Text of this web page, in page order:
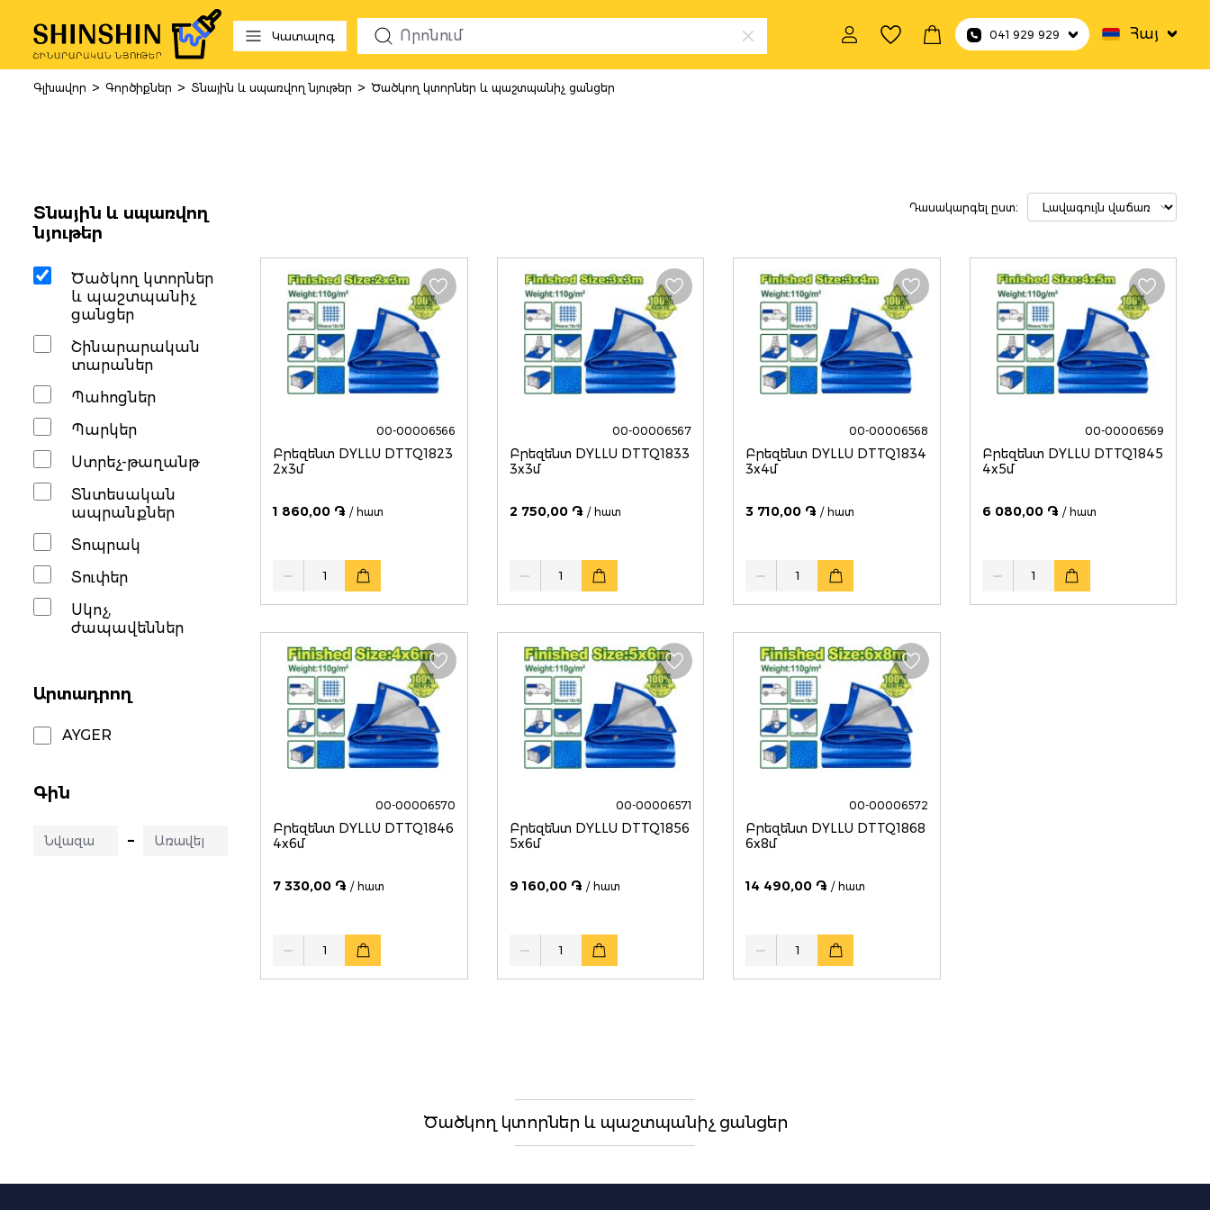
Skip to main navigation
Կատալոգ 041 929 929 Հայ
Գլխավոր > Գործիքներ > Տնային և սպառվող նյութեր > Ծածկող կտորներ և պաշտպանիչ ցանցեր
Ծածկող կտորներ և պաշտպանիչ
Տնային և սպառվող
նյութեր
Ծածկող կտորներ
և պաշտպանիչ
ցանցեր
Շինարարական
տարաներ
Պահոցներ
Պարկեր
Ստրեչ-թաղանթ
Տնտեսական
ապրանքներ
Տոպրակ
Տուփեր
Սկոչ,
ժապավեններ
Արտադրող
AYGER
Գին
–
Դասակարգել ըստ։
00-00006566
Բրեզենտ DYLLU DTTQ1823
2x3մ
1 860,00 ֏ / հատ
00-00006567
Բրեզենտ DYLLU DTTQ1833
3x3մ
2 750,00 ֏ / հատ
00-00006568
Բրեզենտ DYLLU DTTQ1834
3x4մ
3 710,00 ֏ / հատ
00-00006569
Բրեզենտ DYLLU DTTQ1845
4x5մ
6 080,00 ֏ / հատ
00-00006570
Բրեզենտ DYLLU DTTQ1846
4x6մ
7 330,00 ֏ / հատ
00-00006571
Բրեզենտ DYLLU DTTQ1856
5x6մ
9 160,00 ֏ / հատ
00-00006572
Բրեզենտ DYLLU DTTQ1868
6x8մ
14 490,00 ֏ / հատ
Ծածկող կտորներ և պաշտպանիչ ցանցեր